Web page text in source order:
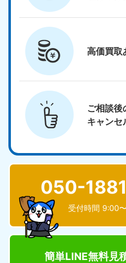
高価買取
ご相談後
キャンセ
050-
受付時間 9:00
簡単LINE無料見